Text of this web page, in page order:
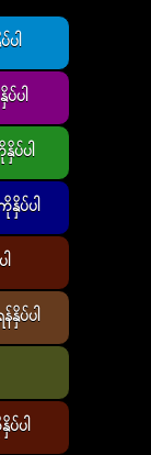
ပါ
ပါ
ပ်ပါ
နှိပ်ပါ
နှိပ်ပါ
ပါ